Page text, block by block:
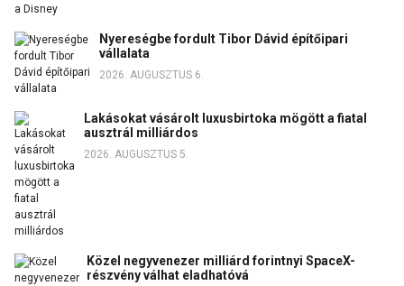
Nyereségbe fordult Tibor Dávid építőipari
vállalata
2026. AUGUSZTUS 6.
Lakásokat vásárolt luxusbirtoka mögött a fiatal
ausztrál milliárdos
2026. AUGUSZTUS 5.
Közel negyvenezer milliárd forintnyi SpaceX-
részvény válhat eladhatóvá